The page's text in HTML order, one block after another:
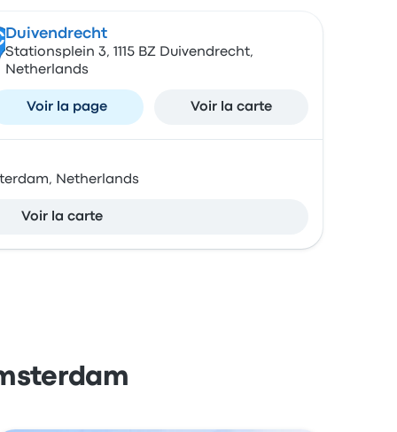
Duivendrecht
Stationsplein 3, 1115 BZ Duivendrecht,
Netherlands
Voir la page Voir la carte
Netherlands
Voir la carte